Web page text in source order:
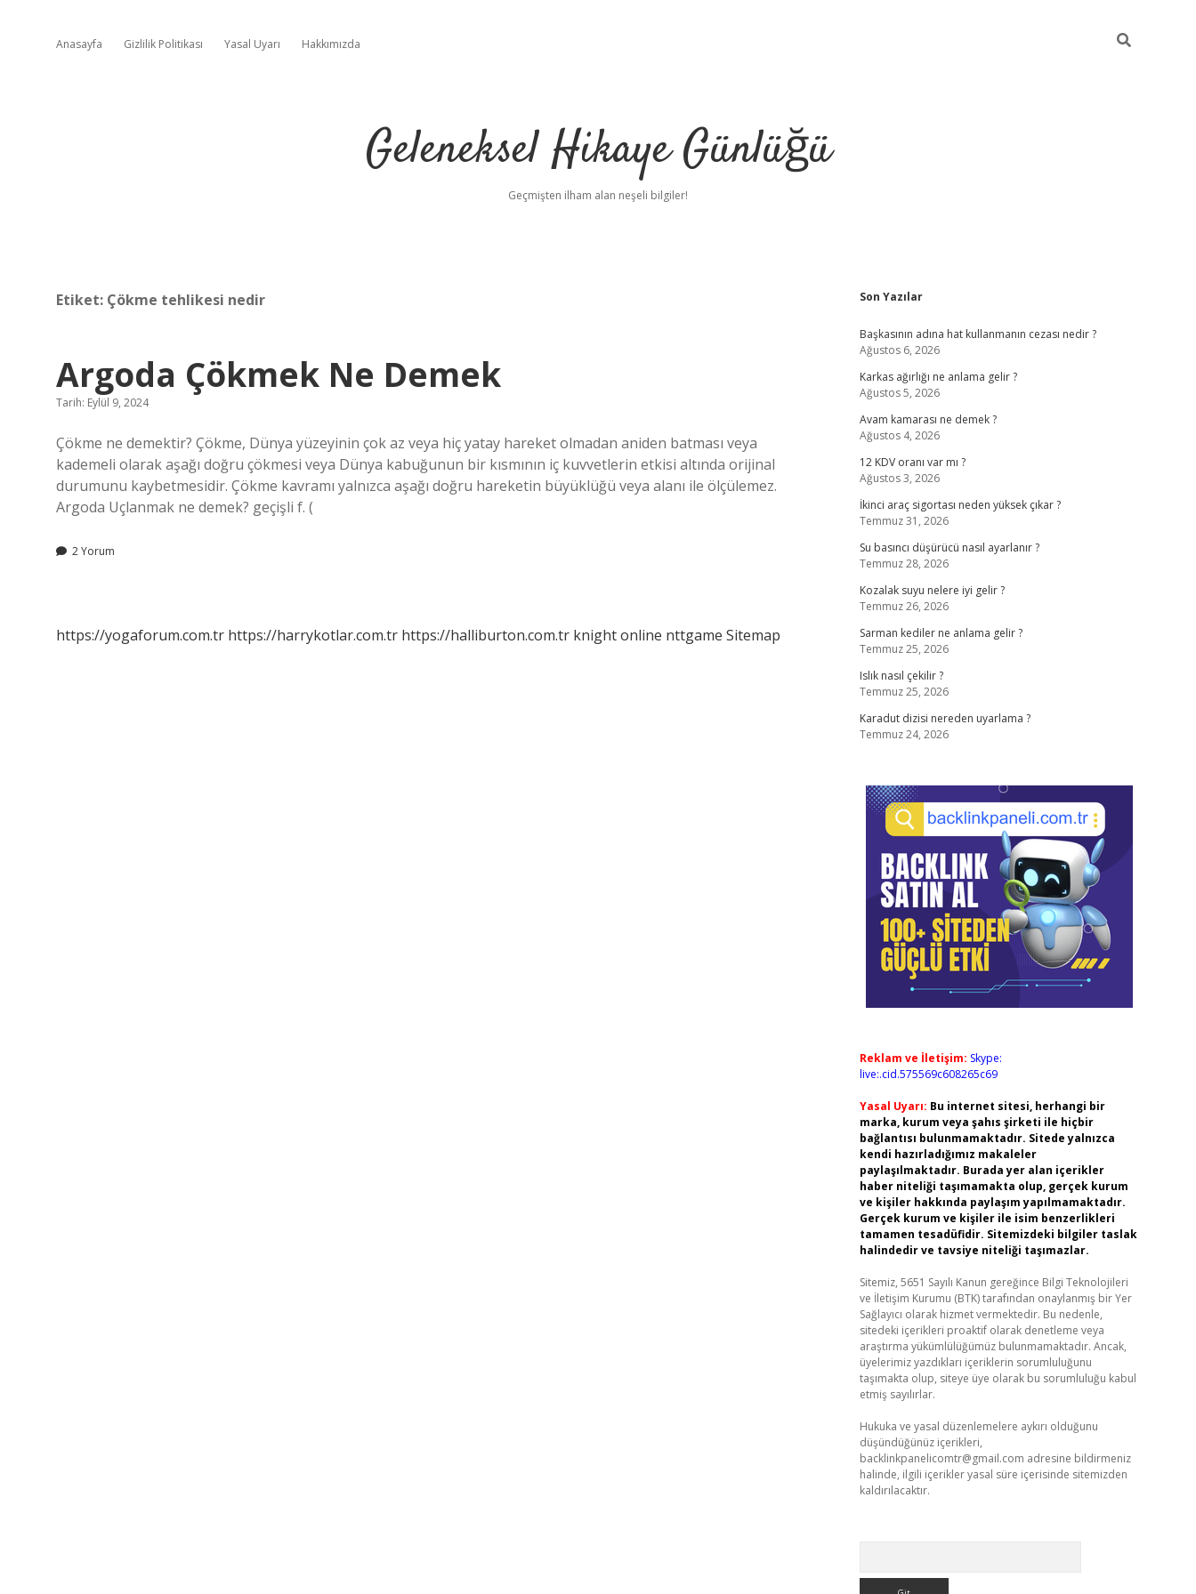
Anasayfa Gizlilik Politikası Yasal Uyarı Hakkımızda
Geleneksel Hikaye Günlüğü
Geçmişten ilham alan neşeli bilgiler!
Etiket: Çökme tehlikesi nedir
Argoda Çökmek Ne Demek
Tarih: Eylül 9, 2024
Çökme ne demektir? Çökme, Dünya yüzeyinin çok az veya hiç yatay hareket olmadan aniden batması veya
kademeli olarak aşağı doğru çökmesi veya Dünya kabuğunun bir kısmının iç kuvvetlerin etkisi altında orijinal
durumunu kaybetmesidir. Çökme kavramı yalnızca aşağı doğru hareketin büyüklüğü veya alanı ile ölçülemez.
Argoda Uçlanmak ne demek? geçişli f. (
2 Yorum
https://yogaforum.com.tr https://harrykotlar.com.tr https://halliburton.com.tr knight online nttgame Sitemap
Sidebar
Son Yazılar
Başkasının adına hat kullanmanın cezası nedir ?
Ağustos 6, 2026
Karkas ağırlığı ne anlama gelir ?
Ağustos 5, 2026
Avam kamarası ne demek ?
Ağustos 4, 2026
12 KDV oranı var mı ?
Ağustos 3, 2026
İkinci araç sigortası neden yüksek çıkar ?
Temmuz 31, 2026
Su basıncı düşürücü nasıl ayarlanır ?
Temmuz 28, 2026
Kozalak suyu nelere iyi gelir ?
Temmuz 26, 2026
Sarman kediler ne anlama gelir ?
Temmuz 25, 2026
Islık nasıl çekilir ?
Temmuz 25, 2026
Karadut dizisi nereden uyarlama ?
Temmuz 24, 2026
Reklam ve İletişim: Skype:
live:.cid.575569c608265c69
Yasal Uyarı: Bu internet sitesi, herhangi bir
marka, kurum veya şahıs şirketi ile hiçbir
bağlantısı bulunmamaktadır. Sitede yalnızca
kendi hazırladığımız makaleler
paylaşılmaktadır. Burada yer alan içerikler
haber niteliği taşımamakta olup, gerçek kurum
ve kişiler hakkında paylaşım yapılmamaktadır.
Gerçek kurum ve kişiler ile isim benzerlikleri
tamamen tesadüfidir. Sitemizdeki bilgiler taslak
halindedir ve tavsiye niteliği taşımazlar.
Sitemiz, 5651 Sayılı Kanun gereğince Bilgi Teknolojileri
ve İletişim Kurumu (BTK) tarafından onaylanmış bir Yer
Sağlayıcı olarak hizmet vermektedir. Bu nedenle,
sitedeki içerikleri proaktif olarak denetleme veya
araştırma yükümlülüğümüz bulunmamaktadır. Ancak,
üyelerimiz yazdıkları içeriklerin sorumluluğunu
taşımakta olup, siteye üye olarak bu sorumluluğu kabul
etmiş sayılırlar.
Hukuka ve yasal düzenlemelere aykırı olduğunu
düşündüğünüz içerikleri,
backlinkpanelicomtr@gmail.com adresine bildirmeniz
halinde, ilgili içerikler yasal süre içerisinde sitemizden
kaldırılacaktır.